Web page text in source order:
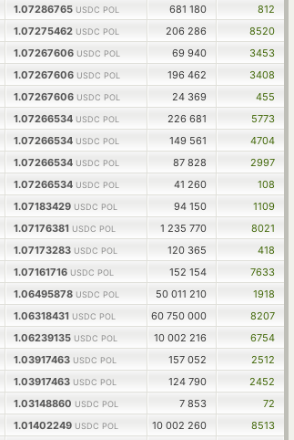
1.07286765 USDC POL 681 180
812
1.07275462 USDC POL 206 286
8520
1.07267606 USDC POL 69 940
3453
1.07267606 USDC POL 196 462
3408
1.07267606 USDC POL 24 369
455
1.07266534 USDC POL 226 681
5773
1.07266534 USDC POL 149 561
4704
1.07266534 USDC POL 87 828
2997
1.07266534 USDC POL 41 260
108
1.07183429 USDC POL 94 150
1109
1.07176381 USDC POL 1 235 770
8021
1.07173283 USDC POL 120 365
418
1.07161716 USDC POL 152 154
7633
1.06495878 USDC POL 50 011 210
1918
1.06318431 USDC POL 60 750 000
8207
1.06239135 USDC POL 10 002 216
6754
1.03917463 USDC POL 157 052
2512
1.03917463 USDC POL 124 790
2452
1.03148860 USDC POL 7 853
72
1.01402249 USDC POL 10 002 260
8513